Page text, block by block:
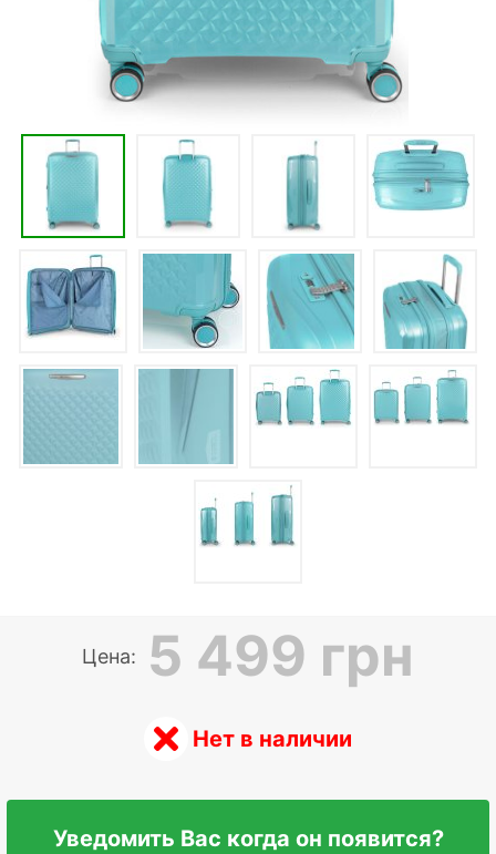
Цена: 5 499 грн
Нет в наличии
Уведомить Вас когда он появится?